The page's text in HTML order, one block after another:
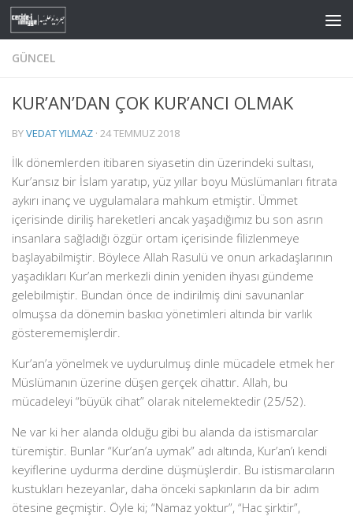
Skip to content
GÜNCEL
KUR’AN’DAN ÇOK KUR’ANCI OLMAK
BYVEDAT YILMAZ · 24 TEMMUZ 2018
İlk dönemlerden itibaren siyasetin din üzerindeki sultası,
Kur’ansız bir İslam yaratıp, yüz yıllar boyu Müslümanları fıtrata
aykırı inanç ve uygulamalara mahkum etmiştir. Ümmet
içerisinde diriliş hareketleri ancak yaşadığımız bu son asrın
insanlara sağladığı özgür ortam içerisinde filizlenmeye
başlayabilmiştir. Böylece Allah Rasulü ve onun arkadaşlarının
yaşadıkları Kur’an merkezli dinin yeniden ihyası gündeme
gelebilmiştir. Bundan önce de indirilmiş dini savunanlar
olmuşsa da dönemin baskıcı yönetimleri altında bir varlık
gösterememişlerdir.
Kur’an’a yönelmek ve uydurulmuş dinle mücadele etmek her
Müslümanın üzerine düşen gerçek cihattır. Allah, bu
mücadeleyi “büyük cihat” olarak nitelemektedir (25/52).
Ne var ki her alanda olduğu gibi bu alanda da istismarcılar
türemiştir. Bunlar “Kur’an’a uymak” adı altında, Kur’an’ı kendi
keyiflerine uydurma derdine düşmüşlerdir. Bu istismarcıların
kustukları hezeyanlar, daha önceki sapkınların da bir adım
ötesine geçmiştir. Öyle ki; “Namaz yoktur”, “Hac şirktir”,